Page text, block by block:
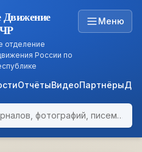
Движение
отделение
России по
Меню
ОтчётыВидеоПартнёры